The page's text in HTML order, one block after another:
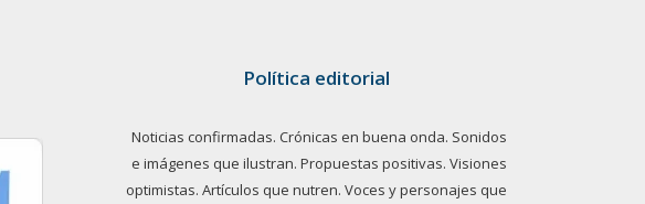
Política editorial
Noticias confirmadas. Crónicas en buena onda. Sonidos
e imágenes que ilustran. Propuestas positivas. Visiones
optimistas. Artículos que nutren. Voces y personajes que